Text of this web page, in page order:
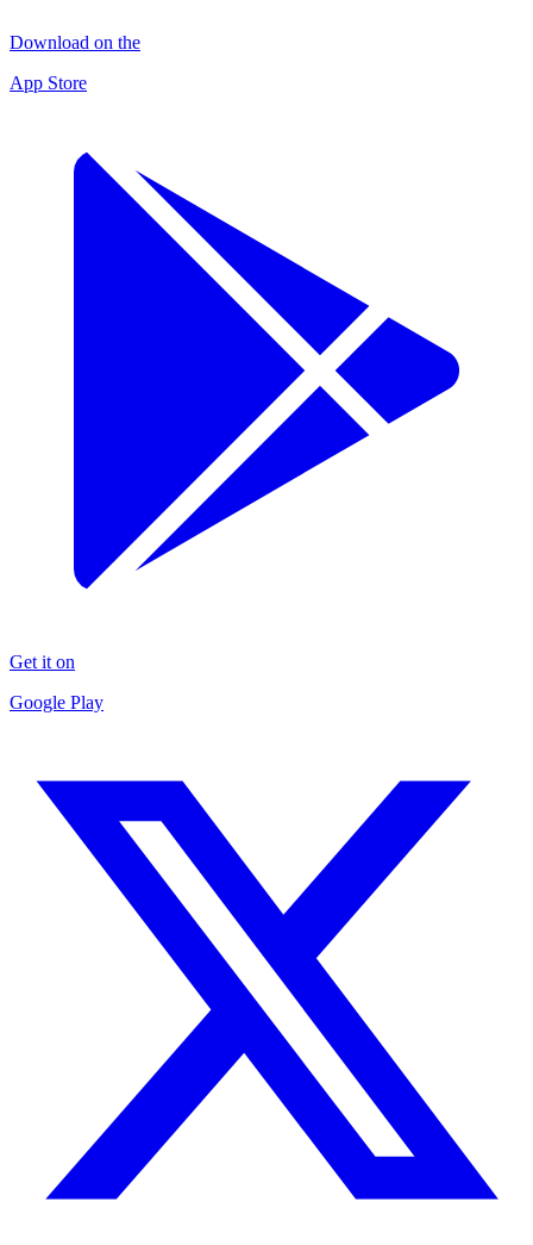
Download on the
App Store
Get it on
Google Play